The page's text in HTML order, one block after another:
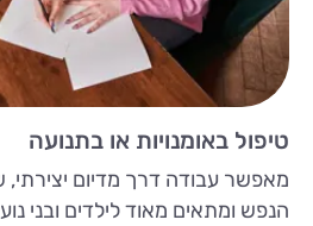
טיפול באומנויות או בתנועה
מאפשר עבודה דרך מדיום
הנפש ומתאים מאוד לילדים ובני